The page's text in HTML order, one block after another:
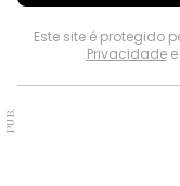
Este site é protegido
Privacidadee
PUB.